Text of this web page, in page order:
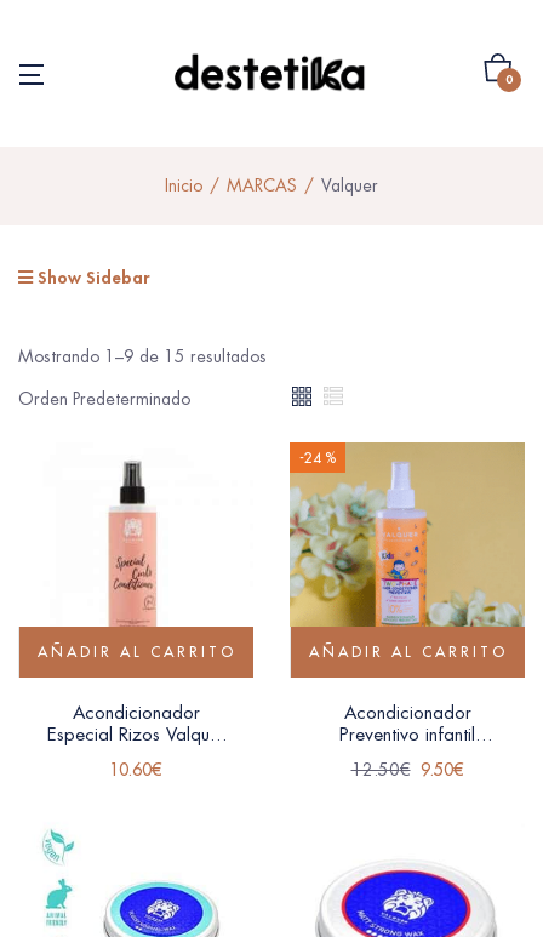
0
Inicio MARCAS Valquer
Show Sidebar
Mostrando 1–9 de 15 resultados
AÑADIR AL CARRITO
Acondicionador
Especial Rizos Valquer
10.60€
-24 %
AÑADIR AL CARRITO
Acondicionador
Preventivo infantil
12.50€ 9.50€